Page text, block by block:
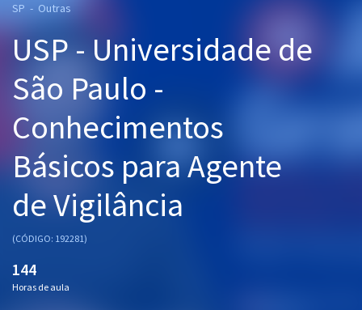
Cursos 20% OFF
Pós
Graduação
OAB
Mentorias
Questões grátis
Conteúdo gratuito
SP - Outras
USP - Universidade de
São Paulo -
Conhecimentos
Básicos para Agente
de Vigilância
(CÓDIGO: 192281)
144
Horas de aula